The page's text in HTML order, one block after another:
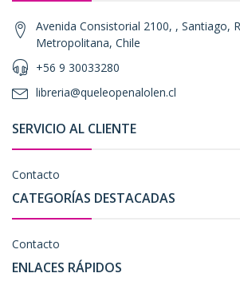
Avenida Consistorial 2100, , Santiago,
Metropolitana, Chile
+56 9 30033280
libreria@queleopenalolen.cl
SERVICIO AL CLIENTE
Contacto
CATEGORÍAS DESTACADAS
Contacto
ENLACES RÁPIDOS